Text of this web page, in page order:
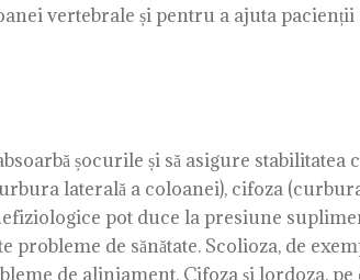
vertebrale și pentru a ajuta pacienții
șocurile și să asigure stabilitatea
laterală a coloanei), cifoza
pot duce la presiune
de sănătate. Scolioza, de
de aliniament. Cifoza și lordoza, pe